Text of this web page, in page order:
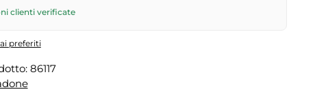
clienti verificate
preferiti
86117